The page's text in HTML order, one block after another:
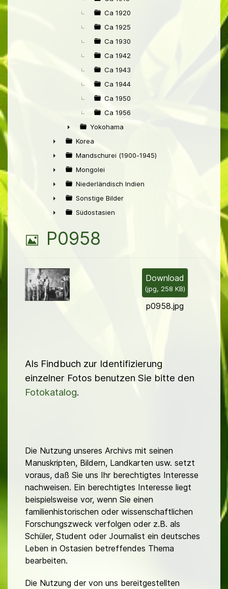
Ca 1920
Ca 1925
Ca 1930
Ca 1942
Ca 1943
Ca 1944
Ca 1950
Ca 1956
►
Yokohama
►
Korea
►
Mandschurei (1900-1945)
►
Mongolei
►
Niederländisch Indien
►
Sonstige Bilder
Südostasien
B
l
d
P0958
Download
(jpg, 258 KB)
p0958.jpg
Als Findbuch zur Identifizierung
einzelner Fotos benutzen Sie bitte den
Fotokatalog.
Die Nutzung unseres Archivs mit seinen
Manuskripten, Bildern, Landkarten usw. setzt
voraus, daß Sie uns Ihr berechtigtes Interesse
nachweisen. Ein berechtigtes Interesse liegt
beispielsweise vor, wenn Sie einen
familienhistorischen oder wissenschaftlichen
Forschungszweck verfolgen oder z.B. als
Schüler, Student oder Journalist ein deutsches
Leben in Ostasien betreffendes Thema
bearbeiten.
Die Nutzung der von uns bereitgestellten